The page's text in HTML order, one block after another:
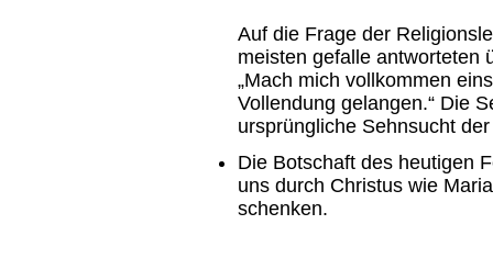
Auf die Frage der
meisten gefalle antworteten
„Mach mich vollkommen
Vollendung gelangen.“ Die
ursprüngliche Sehnsucht
Die Botschaft des heutigen
uns durch Christus wie
schenken.